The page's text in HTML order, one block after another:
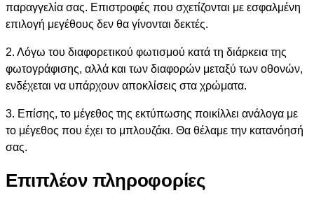
παραγγελία σας. Επιστροφές που σχετίζονται με εσφαλμένη
επιλογή μεγέθους δεν θα γίνονται δεκτές.
2. Λόγω του διαφορετικού φωτισμού κατά τη διάρκεια της
φωτογράφισης, αλλά και των διαφορών μεταξύ των οθονών,
ενδέχεται να υπάρχουν αποκλίσεις στα χρώματα.
3. Επίσης, το μέγεθος της εκτύπωσης ποικίλλει ανάλογα με
το μέγεθος που έχει το μπλουζάκι. Θα θέλαμε την κατανόησή
σας.
Επιπλέον πληροφορίες